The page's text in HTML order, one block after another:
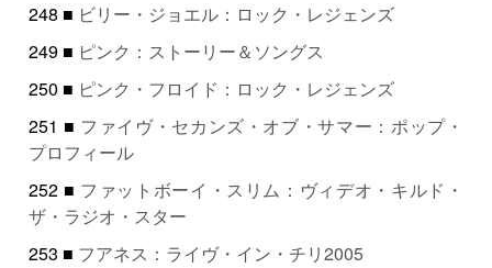
248 ■ ビリー・ジョエル：ロック・レジェンズ
249 ■ ピンク：ストーリー＆ソングス
250 ■ ピンク・フロイド：ロック・レジェンズ
251 ■ ファイヴ・セカンズ・オブ・サマー：ポップ・
プロフィール
252 ■ ファットボーイ・スリム：ヴィデオ・キルド・
ザ・ラジオ・スター
253 ■ フアネス：ライヴ・イン・チリ2005